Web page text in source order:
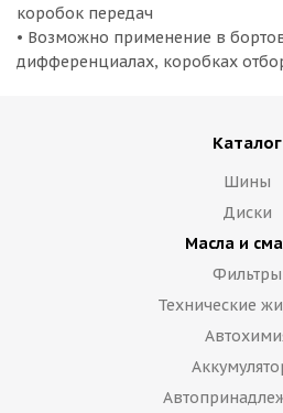
коробок передач
• Возможно применение в
дифференциалах, коробках
Каталог
Шины
Диски
Масла и
Фильтры
Технические